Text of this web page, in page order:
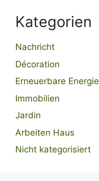
Kategorien
Nachricht
Décoration
Erneuerbare Energie
Immobilien
Jardin
Arbeiten Haus
Nicht kategorisiert